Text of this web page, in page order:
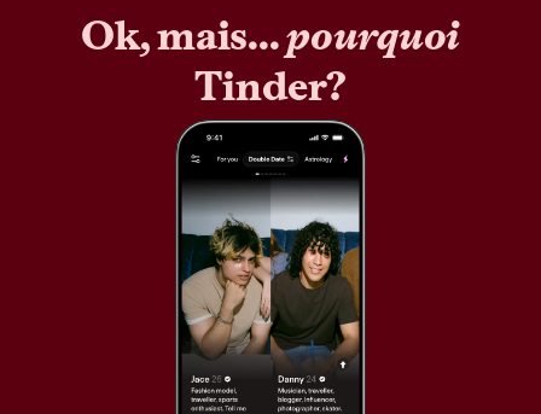
Ok, mais...pourquoi
Tinder?